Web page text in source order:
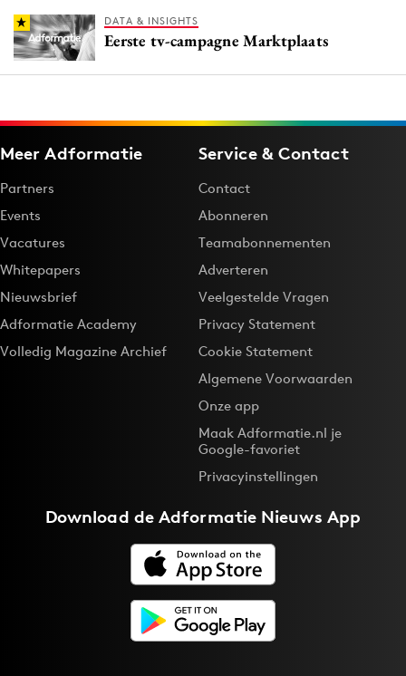
DATA & INSIGHTS
Eerste tv-campagne Marktplaats
Meer Adformatie
Partners
Events
Vacatures
Whitepapers
Nieuwsbrief
Adformatie Academy
Volledig Magazine Archief
Service & Contact
Contact
Abonneren
Teamabonnementen
Adverteren
Veelgestelde Vragen
Privacy Statement
Cookie Statement
Algemene Voorwaarden
Onze app
Maak Adformatie.nl je
Google-favoriet
Privacyinstellingen
Download deAdformatie Nieuws App